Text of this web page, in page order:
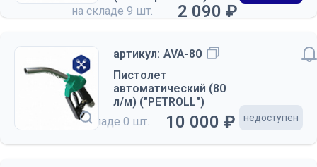
на складе 9 шт. 2 090 ₽
артикул: AVA-80
Пистолет
автоматический (80
л/м) ("PETROLL")
на складе 0 шт. 10 000 ₽ недоступен